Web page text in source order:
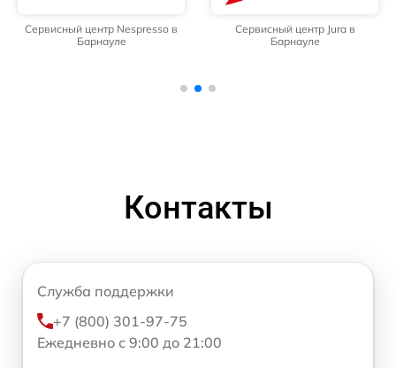
Сервисный центр Nespresso в
Барнауле
Сервисный центр Jura в
Барнауле
Контакты
Служба поддержки
+7 (800) 301-97-75
Ежедневно с 9:00 до 21:00